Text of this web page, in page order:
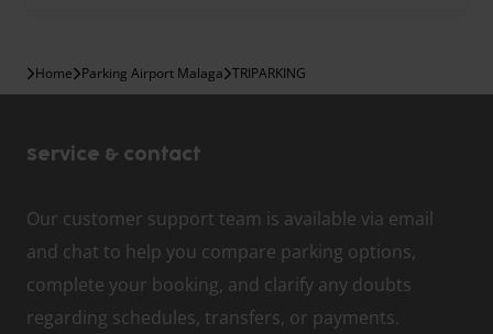
Home Parking Airport Malaga TRIPARKING
Service & contact
Our customer support team is available via email
and chat to help you compare parking options,
complete your booking, and clarify any doubts
regarding schedules, transfers, or payments.